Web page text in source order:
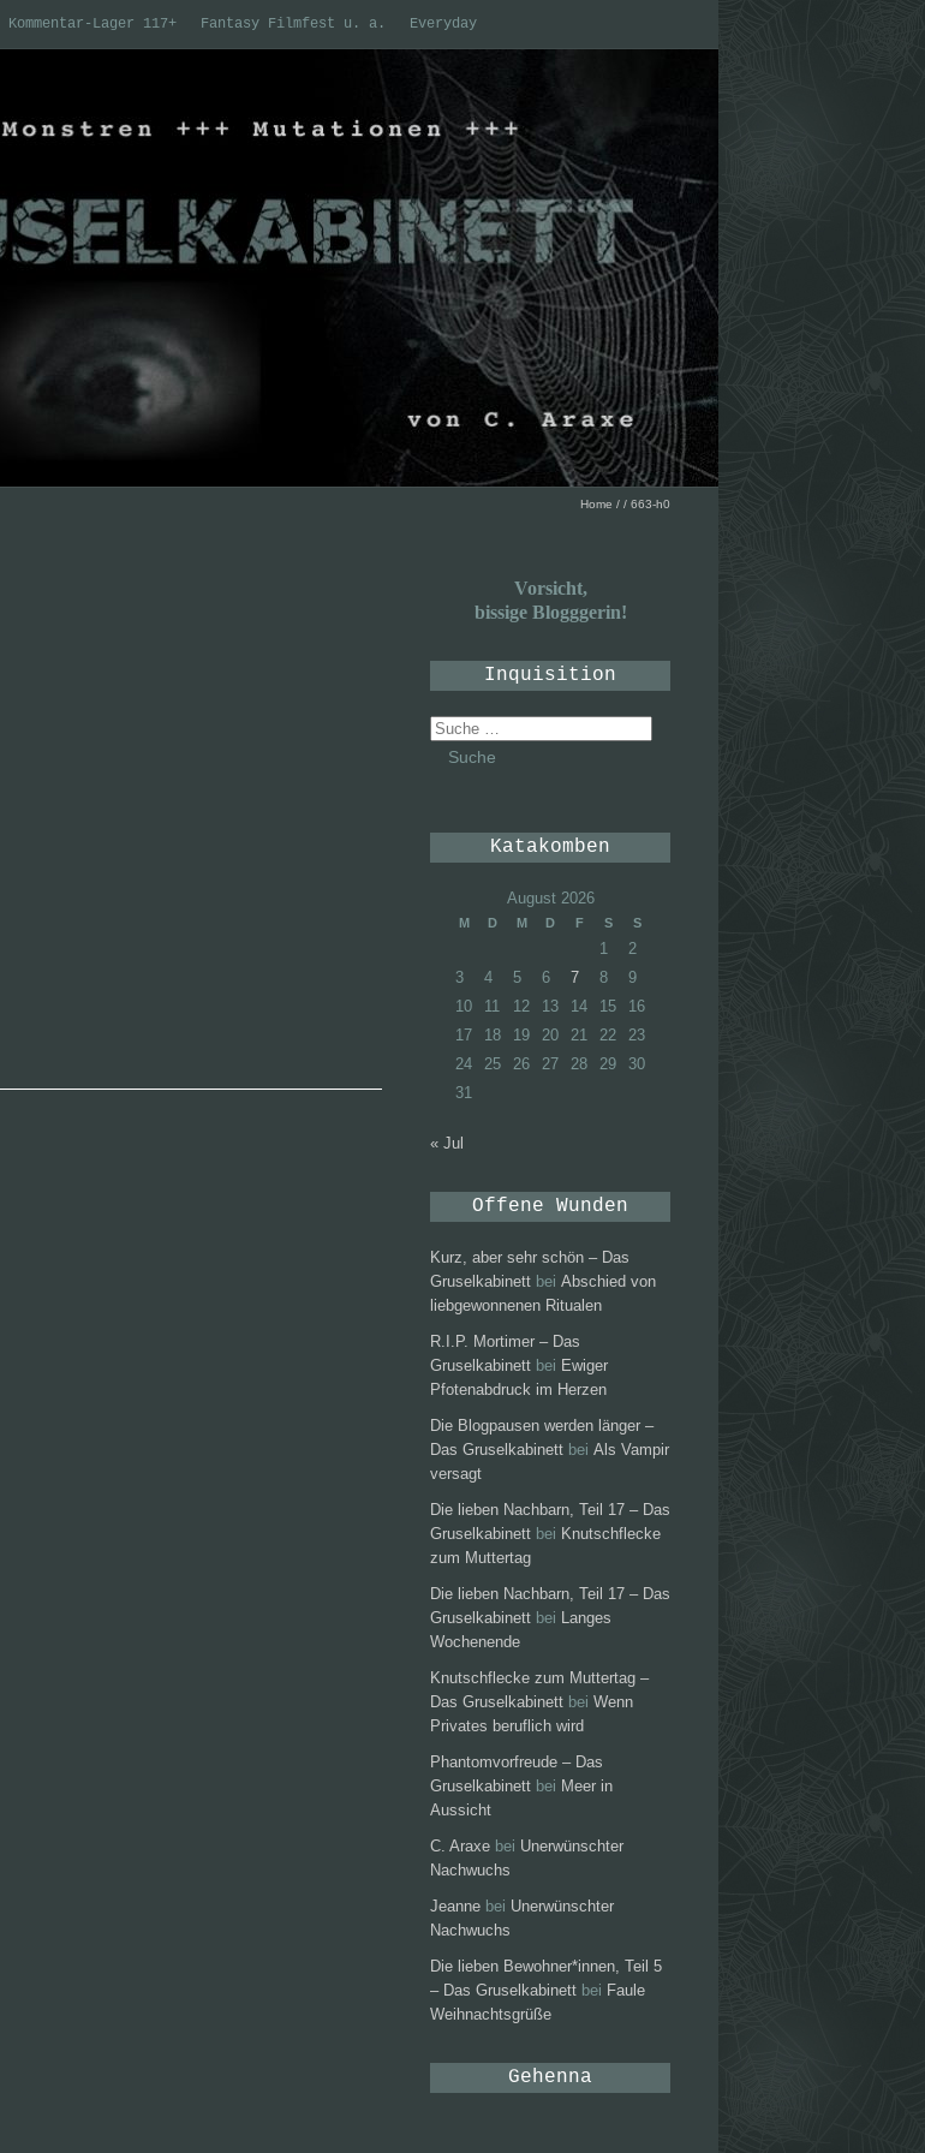
Kommentar-Lager 117+ Fantasy Filmfest u. a. Everyday
Home / / 663-h0
Vorsicht,
bissige Blogggerin!
Inquisition
Suche
nach:
Katakomben
August 2026
M D M D F S S
1
2
3
4 5 6 7 8
9
10
11 12 13 14 15
16
17
18 19 20 21 22
23
24
25 26 27 28 29
30
31
« Jul
Offene Wunden
Kurz, aber sehr schön – Das
Gruselkabinett bei Abschied von
liebgewonnenen Ritualen
R.I.P. Mortimer – Das
Gruselkabinett bei Ewiger
Pfotenabdruck im Herzen
Die Blogpausen werden länger –
Das Gruselkabinett bei Als Vampir
versagt
Die lieben Nachbarn, Teil 17 – Das
Gruselkabinett bei Knutschflecke
zum Muttertag
Die lieben Nachbarn, Teil 17 – Das
Gruselkabinett bei Langes
Wochenende
Knutschflecke zum Muttertag –
Das Gruselkabinett bei Wenn
Privates beruflich wird
Phantomvorfreude – Das
Gruselkabinett bei Meer in
Aussicht
C. Araxe bei Unerwünschter
Nachwuchs
Jeanne bei Unerwünschter
Nachwuchs
Die lieben Bewohner*innen, Teil 5
– Das Gruselkabinett bei Faule
Weihnachtsgrüße
Gehenna